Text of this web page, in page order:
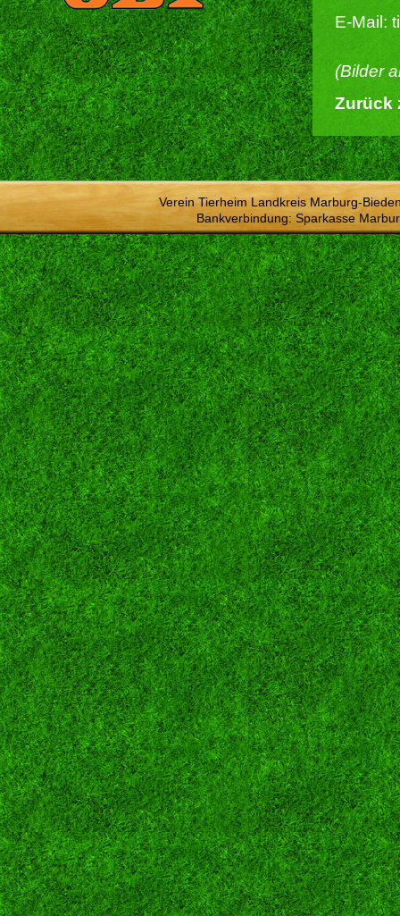
E-Mail:
(Bilder
Zurück
Verein Tierheim Landkreis Marburg-
Bankverbindung: Sparkasse